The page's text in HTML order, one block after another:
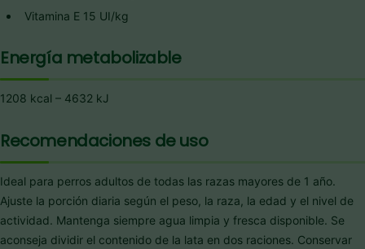
Vitamina E 15 UI/kg
Energía metabolizable
1208 kcal – 4632 kJ
Recomendaciones de uso
Ideal para perros adultos de todas las razas mayores de 1 año.
Ajuste la porción diaria según el peso, la raza, la edad y el nivel de
actividad. Mantenga siempre agua limpia y fresca disponible. Se
aconseja dividir el contenido de la lata en dos raciones. Conservar